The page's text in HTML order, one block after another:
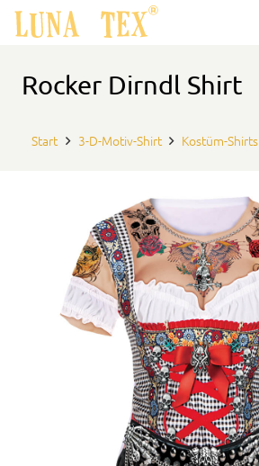
Rocker Dirndl Shirt
Start 3-D-Motiv-Shirt Kostüm-Shirts